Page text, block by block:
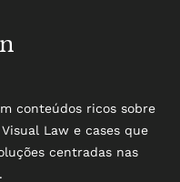
conteúdos ricos sobre
Law e cases que
centradas nas